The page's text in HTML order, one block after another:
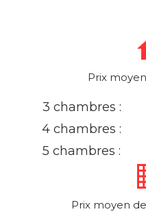
Prix
3 chambres :
4 chambres :
5 chambres :
Prix moyen